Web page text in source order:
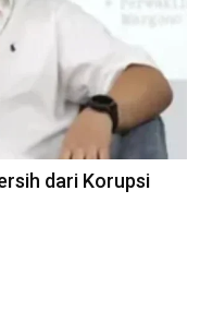
dari Korupsi